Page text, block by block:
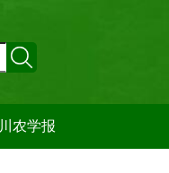
川农学报